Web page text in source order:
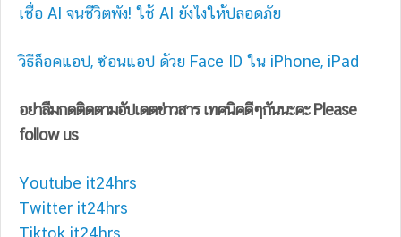
เชื่อ AI จนชีวิตพัง! ใช้ AI ยังไงให้ปลอดภัย
วิธีล็อคแอป, ซ่อนแอป ด้วย Face ID ใน iPhone, iPad
อย่าลืมกดติดตามอัปเดตข่าวสาร เทคนิคดีๆกันนะคะ Please
follow us
Youtube it24hrs
Twitter it24hrs
Tiktok it24hrs